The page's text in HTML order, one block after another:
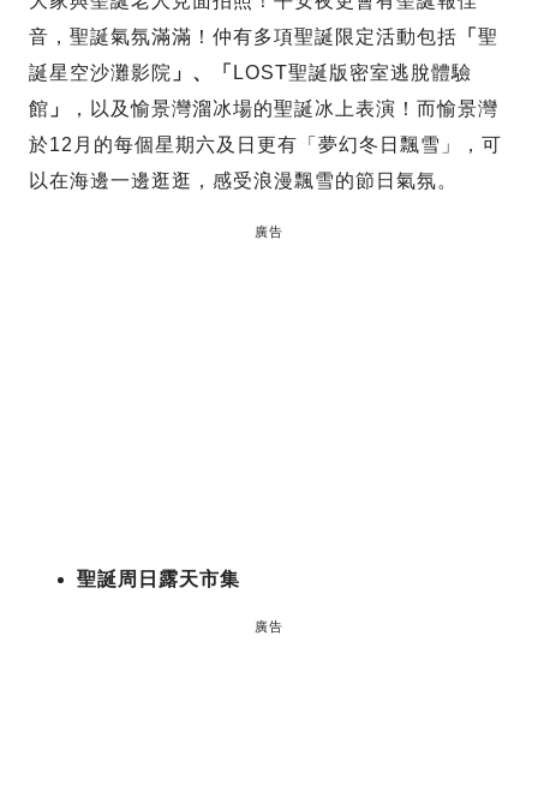
音，聖誕氣氛滿滿！仲有多項聖誕限定活動包括 「 聖
誕星空沙灘影院 」、「 LOST聖誕版密室逃脫體驗
館 」
，以及愉景灣溜冰場的聖誕冰上表演！而愉景灣
於12月的每個星期六及日更有「夢幻冬日飄雪」，可
以在海邊一邊逛逛，感受浪漫飄雪的節日氣氛。
廣告
聖誕周日露天市集
廣告